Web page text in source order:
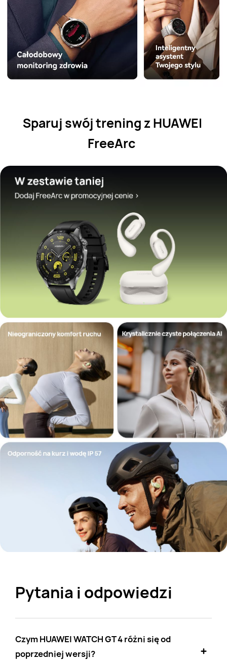
Sparuj swój trening z HUAWEI
FreeArc
Pytania i odpowiedzi
Czym HUAWEI WATCH GT 4 różni się od
poprzedniej wersji?